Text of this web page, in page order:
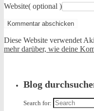
Website( optional )
Diese Website verwendet
mehr darüber, wie deine
Blog
Search for: